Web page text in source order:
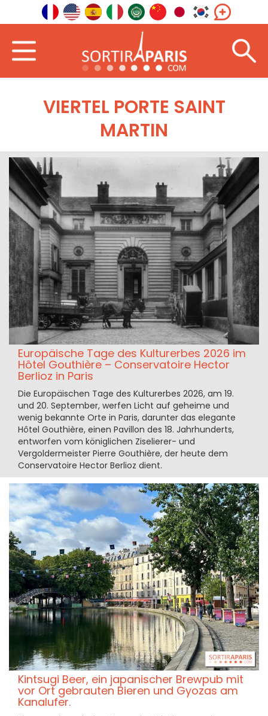
VIERTEL PORTE SAINT
MARTIN
Europäische Tage des Kulturerbes 2026 im
Hôtel Gouthière – Conservatoire Hector
Berlioz in Paris
Die Europäischen Tage des Kulturerbes 2026, am 19.
und 20. September, werfen Licht auf geheime und
wenig bekannte Orte in Paris, darunter das elegante
Hôtel Gouthière, einen Pavillon des 18. Jahrhunderts,
entworfen vom königlichen Ziselierer- und
Vergoldermeister Pierre Gouthière, der heute dem
Conservatoire Hector Berlioz dient.
Kintsugi Beer, ein japanischer Brewpub mit
vor Ort gebrauten Bieren und Gyozas am
Kanalufer.